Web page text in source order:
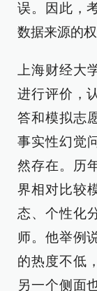
误。因此，
数据来源的
上海财经大
进行评价，
答和模拟志
事实性幻觉
然存在。历
界相对比较
态、个性化
师。他举例
的热度不低
另一个侧面